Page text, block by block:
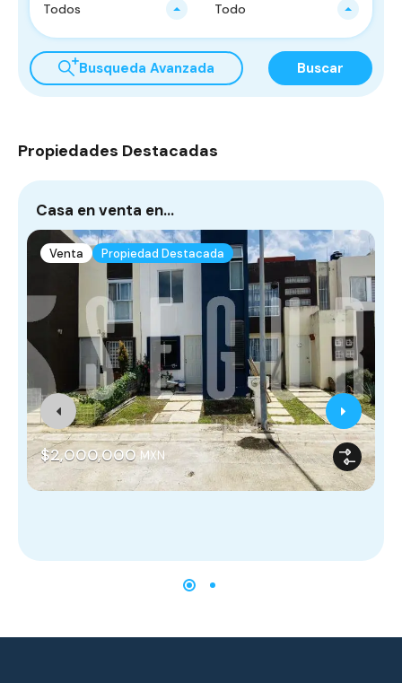
Todos Todo
Busqueda Avanzada Buscar
Propiedades Destacadas
Casa en venta en…
Venta Propiedad Destacada
$2,000,000 MXN